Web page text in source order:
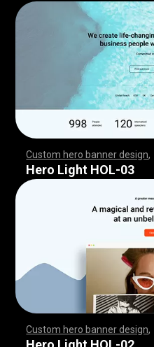
Custom hero banner design
,,,,,,,,,,,,,,,,,,,,,,,,,,,,,,
,,,,,,,,,,,,,,,,,,,,,,,,,,,,,,
Hero Light HOL-03
Custom hero banner design
,,,,,,,,,,,,,,,,,,,,,,,,,,,,,,
,,,,,,,,,,,,,,,,,,,,,,,,,,,,,,